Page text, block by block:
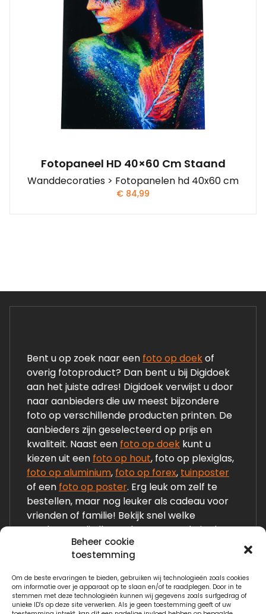
Beheer cookie
toestemming
Om de beste ervaringen te bieden, gebruiken wij technologieën zoals cookies
om informatie over je apparaat op te slaan en/of te raadplegen. Door in te
stemmen met deze technologieën kunnen wij gegevens zoals surfgedrag of
unieke ID's op deze site verwerken. Als je geen toestemming geeft of uw
Fotopaneel HD 40×60 Cm Staand
Wanddecoraties > Fotopanelen hd 40x60 cm
€ 84,99
Bent u op zoek naar een foto op doekof
overig fotoproduct? Dan bent u bij Digidoek
aan het juiste adres! Digidoek verwijst u door
naar aanbieders die uw meest bijzondere
foto op verschillende producten printen. De
aanbieders zijn geselecteerd op prijs en
kwaliteit. Naast een foto op doek kunt u
kiezen uit een foto op hout, foto op plexiglas,
foto op aluminium, foto op forex, tuinposter
of een foto op poster. Erg leuk om zelf te
bestellen, maar nog leuker als cadeau voor
vrienden of familie! Bekijk snel welke
producten wij allemaal op onze website laten
Links:
Fotogeschenken.nl